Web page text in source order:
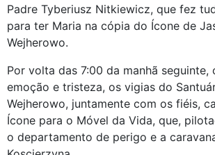
Padre Tyberiusz Nitkiewicz, que fez
para ter Maria na cópia do Ícone de
Wejherowo.
Por volta das 7:00 da manhã seguinte,
emoção e tristeza, os vigias do
Wejherowo, juntamente com os fiéis,
Ícone para o Móvel da Vida, que,
o departamento de perigo e a